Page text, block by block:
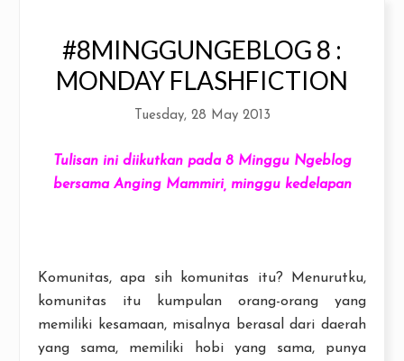
#8MINGGUNGEBLOG 8 :
MONDAY FLASHFICTION
Tuesday, 28 May 2013
Tulisan ini diikutkan pada 8 Minggu Ngeblog
bersama Anging Mammiri, minggu kedelapan
Komunitas, apa sih komunitas itu? Menurutku,
komunitas itu kumpulan orang-orang yang
memiliki kesamaan, misalnya berasal dari daerah
yang sama, memiliki hobi yang sama, punya